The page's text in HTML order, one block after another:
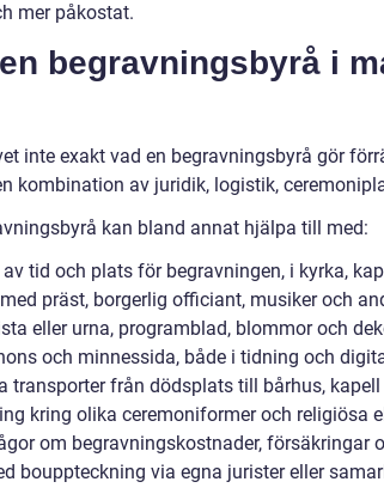
mer påkostat.
begravningsbyrå i
inte exakt vad en begravningsbyrå gör
kombination av juridik, logistik,
kan bland annat hjälpa till med:
tid och plats för begravningen, i kyrka,
präst, borgerlig officiant, musiker och
eller urna, programblad, blommor och
och minnessida, både i tidning och
transporter från dödsplats till bårhus,
kring olika ceremoniformer och religiösa
om begravningskostnader, försäkringar
bouppteckning via egna jurister eller